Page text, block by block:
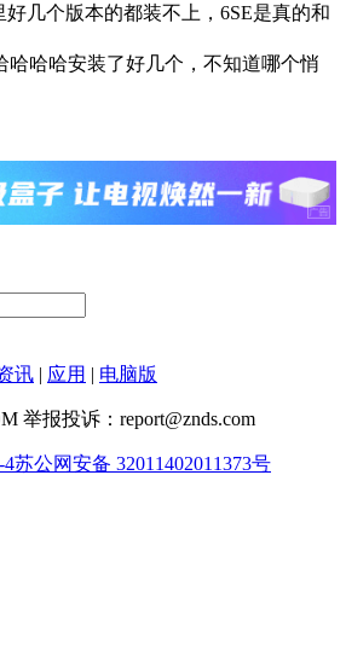
几个版本的都装不上，6SE是真的和
哈哈哈安装了好几个，不知道哪个悄
讯 | 应用 | 电脑版
举报投诉：report@znds.com
4苏公网安备 32011402011373号